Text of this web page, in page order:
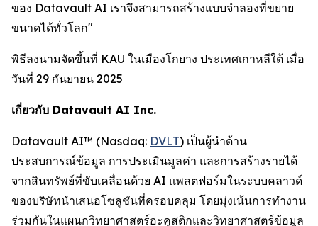
ของ Datavault AI เราจึงสามารถสร้างแบบจำลองที่ขยาย
ขนาดได้ทั่วโลก"
พิธีลงนามจัดขึ้นที่ KAU ในเมืองโกยาง ประเทศเกาหลีใต้ เมื่อ
วันที่ 29 กันยายน 2025
เกี่ยวกับ Datavault AI Inc.
Datavault AI™ (Nasdaq: DVLT) เป็นผู้นำด้าน
ประสบการณ์ข้อมูล การประเมินมูลค่า และการสร้างรายได้
จากสินทรัพย์ที่ขับเคลื่อนด้วย AI แพลตฟอร์มในระบบคลาวด์
ของบริษัทนำเสนอโซลูชันที่ครอบคลุม โดยมุ่งเน้นการทำงาน
ร่วมกันในแผนกวิทยาศาสตร์อะคูสติกและวิทยาศาสตร์ข้อมูล